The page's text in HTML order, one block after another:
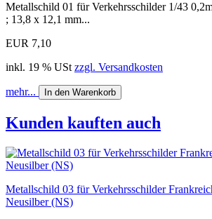
Metallschild 01 für Verkehrsschilder 1/43
; 13,8 x 12,1 mm...
EUR 7,10
inkl. 19 % USt zzgl. Versandkosten
mehr... In den Warenkorb
Kunden kauften auch
Metallschild 03 für Verkehrsschilder
Neusilber (NS)